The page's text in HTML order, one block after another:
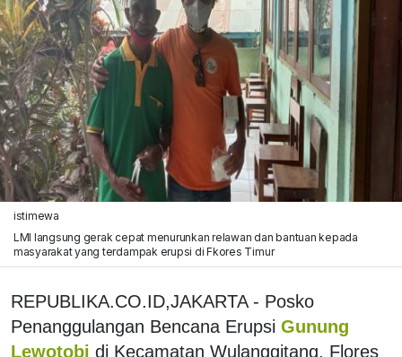
istimewa
LMI langsung gerak cepat menurunkan relawan dan bantuan kepada
masyarakat yang terdampak erupsi di Fkores Timur
REPUBLIKA.CO.ID,JAKARTA - Posko
Penanggulangan Bencana Erupsi Gunung
Lewotobi di Kecamatan Wulanggitang, Flores